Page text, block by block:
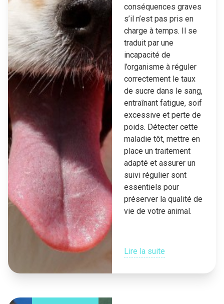
conséquences graves
s’il n’est pas pris en
charge à temps. Il se
traduit par une
incapacité de
l’organisme à réguler
correctement le taux
de sucre dans le sang,
entraînant fatigue, soif
excessive et perte de
poids. Détecter cette
maladie tôt, mettre en
place un traitement
adapté et assurer un
suivi régulier sont
essentiels pour
préserver la qualité de
vie de votre animal.
Lire la suite